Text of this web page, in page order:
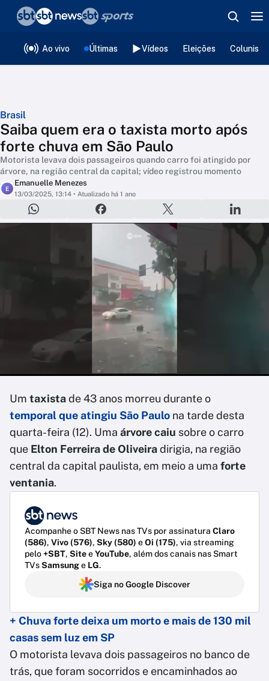
Ao vivo Últimas Vídeos Eleições
Brasil
Saiba quem era o taxista morto após
forte chuva em São Paulo
Motorista levava dois passageiros quando carro foi atingido por
árvore, na região central da capital; vídeo registrou momento
E
Emanuelle Menezes
13/03/2025, 13:14 • Atualizado há 1 ano
Um taxistade 43 anos morreu durante o
temporal que atingiu São Paulo na tarde desta
quarta-feira (12). Uma árvore caiu sobre o carro
que Elton Ferreira de Oliveiradirigia, na região
central da capital paulista, em meio a uma forte
ventania.
Acompanhe o SBT News nas TVs por assinatura Claro
(586), Vivo (576), Sky (580) eOi (175), via streaming
pelo+SBT, SiteeYouTube, além dos canais nas Smart
TVsSamsunge LG.
Siga no Google Discover
+ Chuva forte deixa um morto e mais de 130 mil
casas sem luz em SP
O motorista levava dois passageiros no banco de
trás, que foram socorridos e encaminhados ao
❮voltar
Editorias